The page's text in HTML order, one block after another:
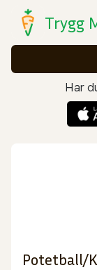
Trygg
Har
Potetball/